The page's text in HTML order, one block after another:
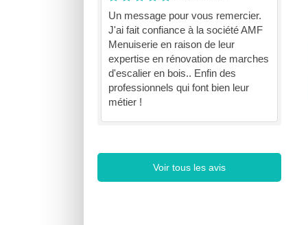
Un message pour vous remercier.
J'ai fait confiance à la société AMF
Menuiserie en raison de leur
expertise en rénovation de marches
d'escalier en bois.. Enfin des
professionnels qui font bien leur
métier !
Voir tous les avis